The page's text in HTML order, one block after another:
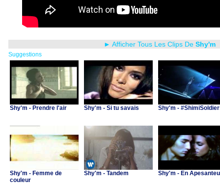
► Afficher Tous Les Clips De Shy'm
Suggestions
Shy'm - Prendre l'air Shy'm - Si tu savais Shy'm -
Shy'm - Femme de
couleur
Shy'm - Tandem Shy'm - En